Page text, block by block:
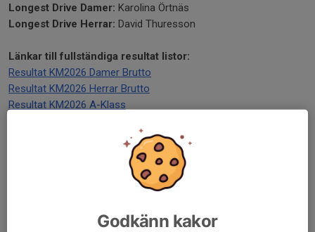
Longest Drive Damer: Karolina Örtnäs
Longest Drive Herrar: David Thuresson
Länkar till fullständiga resultat listor:
Resultat KM2026 Damer Brutto
Resultat KM2026 Herrar Brutto
Resultat KM2026 A-Klass
Resultat KM2026 Sidotävlingar
Godkänn kakor